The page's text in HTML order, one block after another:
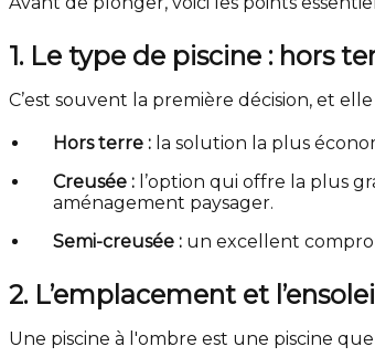
1. Le type de piscine : hors
C’est souvent la première décision, et
Hors terre : la solution la plus
Creusée : l’option qui offre la plus
aménagement paysager.
Semi-creusée : un excellent
2. L’emplacement et
Une piscine à l'ombre est une piscine